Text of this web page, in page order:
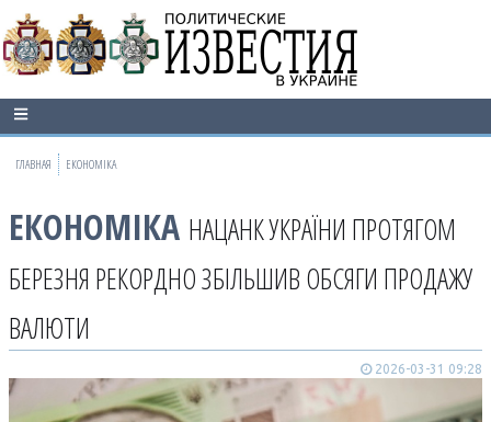
ГЛАВНАЯ ЕКОНОМІКА
ЕКОНОМІКА НАЦАНК УКРАЇНИ ПРОТЯГОМ
БЕРЕЗНЯ РЕКОРДНО ЗБІЛЬШИВ ОБСЯГИ ПРОДАЖУ
ВАЛЮТИ
2026-03-31 09:28